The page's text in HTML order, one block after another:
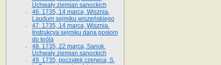
Uchwały ziemian sanockich
46. 1735, 14 marca, Wisznia.
Laudum sejmiku wiszeńskiego
47. 1735, 14 marca, Wisznia.
Instrukcya sejmiku dana posłom
do króla
48. 1735, 22 marca, Sanok.
Uchwały ziemian sanockich
49. 1735, początek czerwca, S.